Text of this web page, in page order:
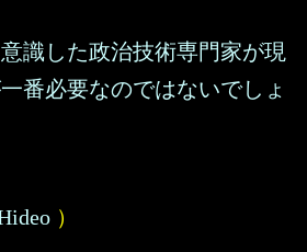
識した政治技術専門家が現
番必要なのではないでしょ
）